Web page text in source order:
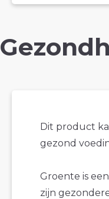
Dit product
gezond
Groente is
zijn